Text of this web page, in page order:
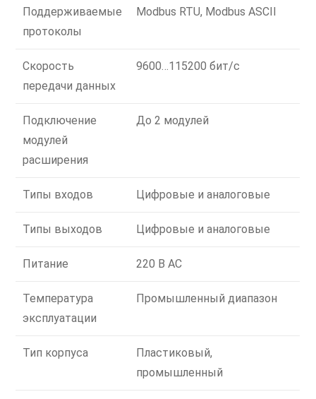
Поддерживаемые
протоколы
Modbus RTU, Modbus ASCII
Скорость
передачи данных
9600…115200 бит/с
Подключение
модулей
расширения
До 2 модулей
Типы входов Цифровые и аналоговые
Типы выходов Цифровые и аналоговые
Питание 220 В AC
Температура
эксплуатации
Промышленный диапазон
Тип корпуса
Пластиковый,
промышленный